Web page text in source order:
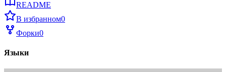
README
В избранном0
Форки0
Языки